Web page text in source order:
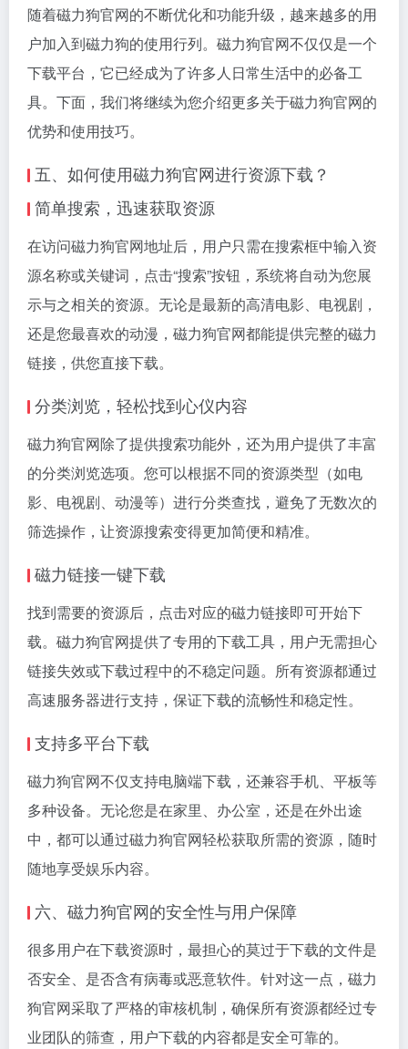
随着磁力狗官网的不断优化和功能升级，越来越多的用
户加入到磁力狗的使用行列。磁力狗官网不仅仅是一个
下载平台，它已经成为了许多人日常生活中的必备工
具。下面，我们将继续为您介绍更多关于磁力狗官网的
优势和使用技巧。
五、如何使用磁力狗官网进行资源下载？
简单搜索，迅速获取资源
在访问磁力狗官网地址后，用户只需在搜索框中输入资
源名称或关键词，点击“搜索”按钮，系统将自动为您展
示与之相关的资源。无论是最新的高清电影、电视剧，
还是您最喜欢的动漫，磁力狗官网都能提供完整的磁力
链接，供您直接下载。
分类浏览，轻松找到心仪内容
磁力狗官网除了提供搜索功能外，还为用户提供了丰富
的分类浏览选项。您可以根据不同的资源类型（如电
影、电视剧、动漫等）进行分类查找，避免了无数次的
筛选操作，让资源搜索变得更加简便和精准。
磁力链接一键下载
找到需要的资源后，点击对应的磁力链接即可开始下
载。磁力狗官网提供了专用的下载工具，用户无需担心
链接失效或下载过程中的不稳定问题。所有资源都通过
高速服务器进行支持，保证下载的流畅性和稳定性。
支持多平台下载
磁力狗官网不仅支持电脑端下载，还兼容手机、平板等
多种设备。无论您是在家里、办公室，还是在外出途
中，都可以通过磁力狗官网轻松获取所需的资源，随时
随地享受娱乐内容。
六、磁力狗官网的安全性与用户保障
很多用户在下载资源时，最担心的莫过于下载的文件是
否安全、是否含有病毒或恶意软件。针对这一点，磁力
狗官网采取了严格的审核机制，确保所有资源都经过专
业团队的筛查，用户下载的内容都是安全可靠的。